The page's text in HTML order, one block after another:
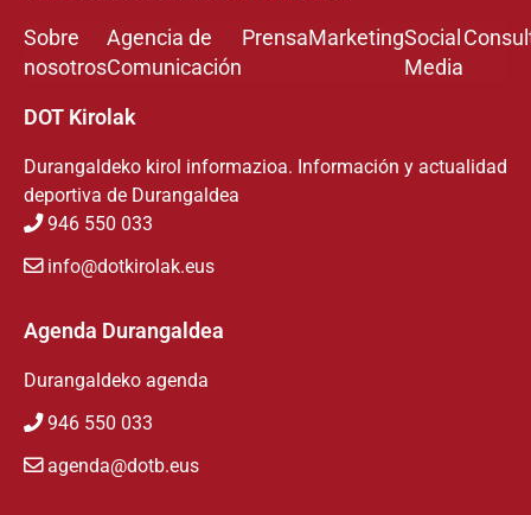
Sobre
nosotros
Agencia de
Comunicación
PrensaMarketingSocial
Media
DOT Kirolak
Durangaldeko kirol informazioa. Información y actualidad
deportiva de Durangaldea
946 550 033
info@dotkirolak.eus
Agenda Durangaldea
Durangaldeko agenda
946 550 033
agenda@dotb.eus